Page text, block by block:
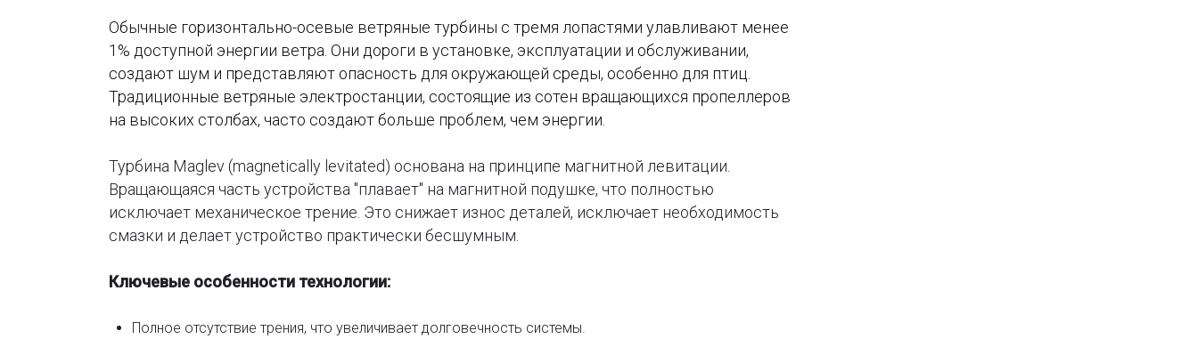
Обычные горизонтально-осевые ветряные турбины с тремя лопастями улавливают менее
1% доступной энергии ветра. Они дороги в установке, эксплуатации и обслуживании,
создают шум и представляют опасность для окружающей среды, особенно для птиц.
Традиционные ветряные электростанции, состоящие из сотен вращающихся пропеллеров
на высоких столбах, часто создают больше проблем, чем энергии.
Турбина Maglev (magnetically levitated) основана на принципе магнитной левитации.
Вращающаяся часть устройства "плавает" на магнитной подушке, что полностью
исключает механическое трение. Это снижает износ деталей, исключает необходимость
смазки и делает устройство практически бесшумным.
Ключевые особенности технологии:
Полное отсутствие трения, что увеличивает долговечность системы.